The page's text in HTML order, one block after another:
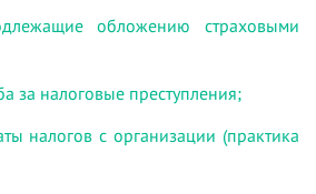
обложению страховыми
за налоговые преступления;
налогов с организации (практика